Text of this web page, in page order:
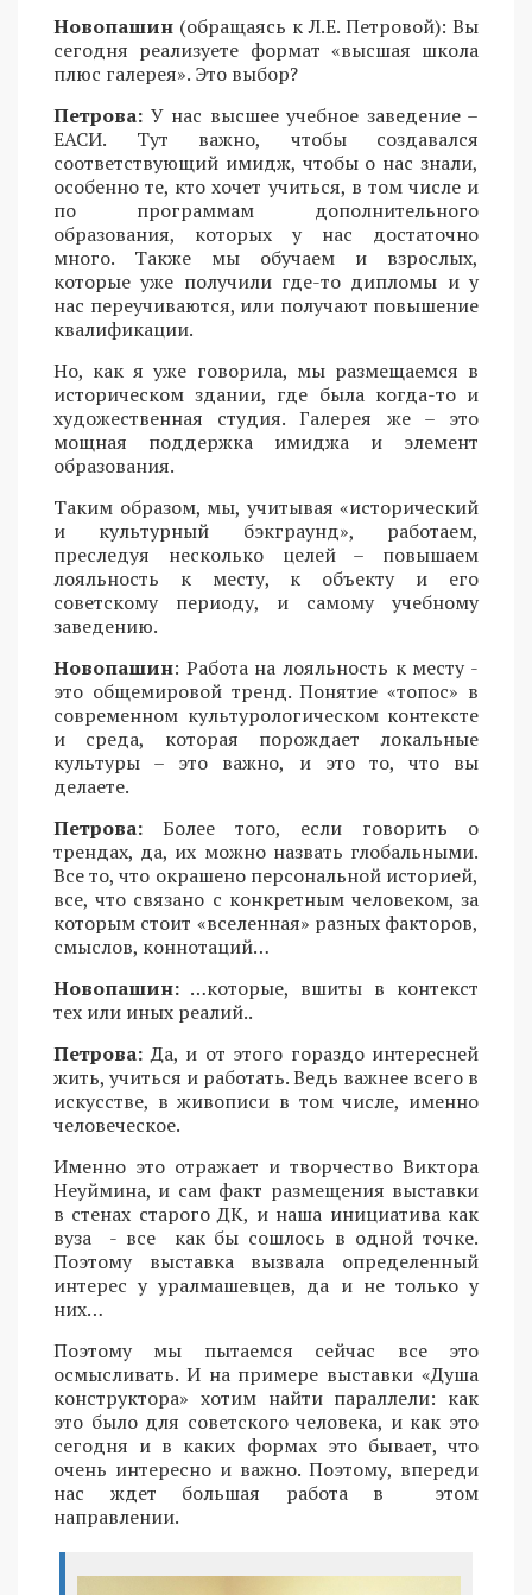
Новопашин (обращаясь к Л.Е. Петровой): Вы
сегодня реализуете формат «высшая школа
плюс галерея». Это выбор?
Петрова: У нас высшее учебное заведение –
ЕАСИ. Тут важно, чтобы создавался
соответствующий имидж, чтобы о нас знали,
особенно те, кто хочет учиться, в том числе и
по программам дополнительного
образования, которых у нас достаточно
много. Также мы обучаем и взрослых,
которые уже получили где-то дипломы и у
нас переучиваются, или получают повышение
квалификации.
Но, как я уже говорила, мы размещаемся в
историческом здании, где была когда-то и
художественная студия. Галерея же – это
мощная поддержка имиджа и элемент
образования.
Таким образом, мы, учитывая «исторический
и культурный бэкграунд», работаем,
преследуя несколько целей – повышаем
лояльность к месту, к объекту и его
советскому периоду, и самому учебному
заведению.
Новопашин: Работа на лояльность к месту -
это общемировой тренд. Понятие «топос» в
современном культурологическом контексте
и среда, которая порождает локальные
культуры – это важно, и это то, что вы
делаете.
Петрова: Более того, если говорить о
трендах, да, их можно назвать глобальными.
Все то, что окрашено персональной историей,
все, что связано с конкретным человеком, за
которым стоит «вселенная» разных факторов,
смыслов, коннотаций…
Новопашин: …которые, вшиты в контекст
тех или иных реалий..
Петрова: Да, и от этого гораздо интересней
жить, учиться и работать. Ведь важнее всего в
искусстве, в живописи в том числе, именно
человеческое.
Именно это отражает и творчество Виктора
Неуймина, и сам факт размещения выставки
в стенах старого ДК, и наша инициатива как
вуза - все как бы сошлось в одной точке.
Поэтому выставка вызвала определенный
интерес у уралмашевцев, да и не только у
них…
Поэтому мы пытаемся сейчас все это
осмысливать. И на примере выставки «Душа
конструктора» хотим найти параллели: как
это было для советского человека, и как это
сегодня и в каких формах это бывает, что
очень интересно и важно. Поэтому, впереди
нас ждет большая работа в этом
направлении.